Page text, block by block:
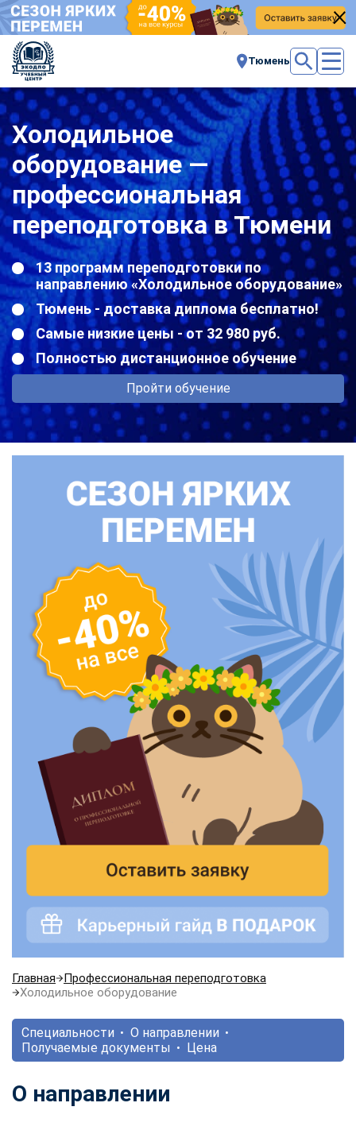
Тюмень
Холодильное
оборудование —
профессиональная
переподготовка в Тюмени
13 программ переподготовки по
направлению «Холодильное оборудование»
Тюмень - доставка диплома бесплатно!
Самые низкие цены - от 32 980 руб.
Полностью дистанционное обучение
Пройти обучение
Главная
Профессиональная переподготовка
Холодильное оборудование
Специальности
О направлении
Получаемые документы
Цена
О направлении